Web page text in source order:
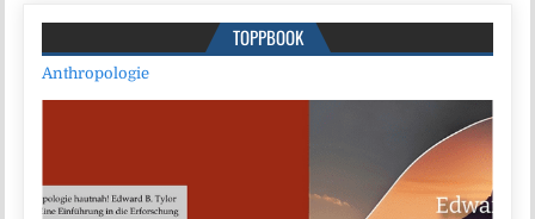
TOPPBOOK
Anthropologie